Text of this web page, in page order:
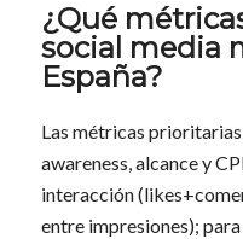
¿Qué
social media
España?
Las métricas
awareness, alcance y
interacción
entre impresiones);